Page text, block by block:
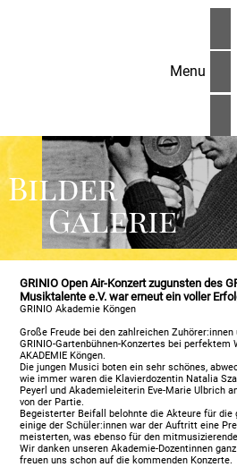
Menu
Bilder
Galerie
GRINIO Open Air-Konzert zugunsten des
Musiktalente e.V. war erneut ein voller
GRINIO Akademie Köngen
Große Freude bei den zahlreichen
GRINIO-Gartenbühnen-Konzertes bei perfektem
AKADEMIE Köngen.
Die jungen Musici boten ein sehr schönes,
wie immer waren die Klavierdozentin Natalia
Peyerl und Akademieleiterin Eve-Marie Ulbrich
von der Partie.
Begeisterter Beifall belohnte die Akteure für die
einige der Schüler:innen war der Auftritt eine
meisterten, was ebenso für den
Wir danken unseren Akademie-Dozentinnen
freuen uns schon auf die kommenden Konzerte.